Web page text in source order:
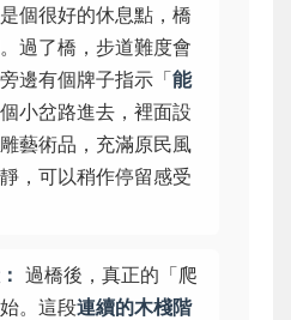
個很好的休息點，橋
過了橋，步道難度會
邊有個牌子指示「能
小岔路進去，裡面設
藝術品，充滿原民風
，可以稍作停留感受
過橋後，真正的「爬
。這段連續的木棧階